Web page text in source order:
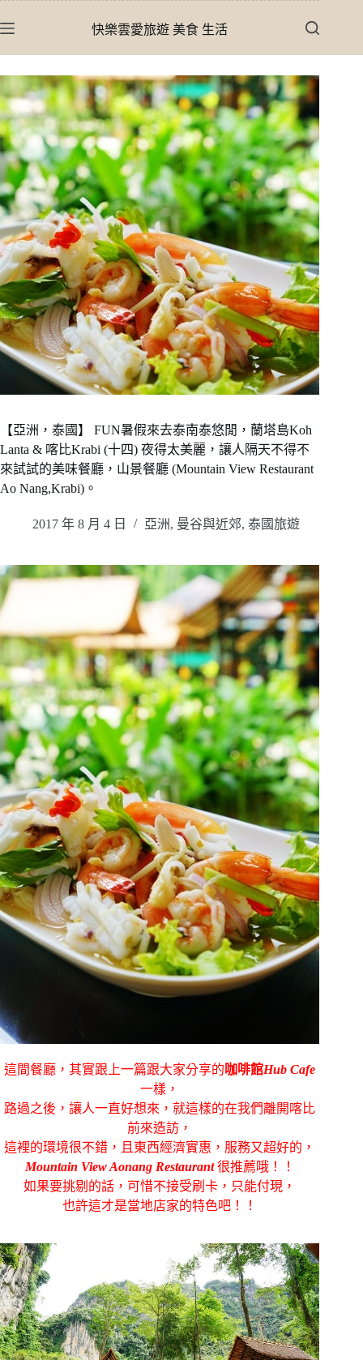
至
內
容
快樂雲愛旅遊 美食 生活
【亞洲，泰國】 FUN暑假來去泰南泰悠閒，蘭塔島Koh
Lanta & 喀比Krabi (十四) 夜得太美麗，讓人隔天不得不
來試試的美味餐廳，山景餐廳 (Mountain View Restaurant
Ao Nang,Krabi)。
2017 年 8 月 4 日 亞洲, 曼谷與近郊, 泰國旅遊
這間餐廳，其實跟上一篇跟大家分享的咖啡館Hub Cafe
一樣，
路過之後，讓人一直好想來，就這樣的在我們離開喀比
前來造訪，
這裡的環境很不錯，且東西經濟實惠，服務又超好的，
Mountain View Aonang Restaurant很推薦哦！！
如果要挑剔的話，可惜不接受刷卡，只能付現，
也許這才是當地店家的特色吧！！